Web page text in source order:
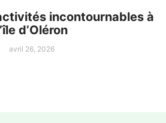
incontournables à
d’Oléron
avril 26, 2026